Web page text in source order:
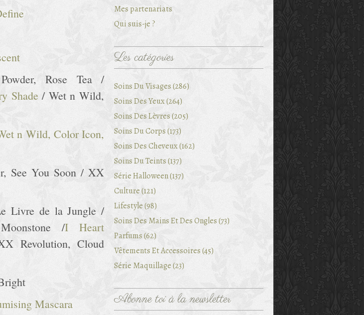
Rose Tea /
Shade/ Wet n Wild,
n Wild, Color Icon,
See You Soon / XX
Livre de la Jungle /
/I Heart
Revolution, Cloud
Mascara
Mes partenariats
Qui suis-je ?
Les catégories
Soins Du Visages (286)
Soins Des Yeux (264)
Soins Des Lèvres (205)
Soins Du Corps (173)
Soins Des Cheveux (162)
Soins Du Teints (137)
Série Halloween (137)
Culture (121)
Lifestyle (98)
Soins Des Mains Et Des Ongles (73)
Parfums (62)
Vêtements Et Accessoires (45)
Série Maquillage (23)
Abonne toi à la newsletter